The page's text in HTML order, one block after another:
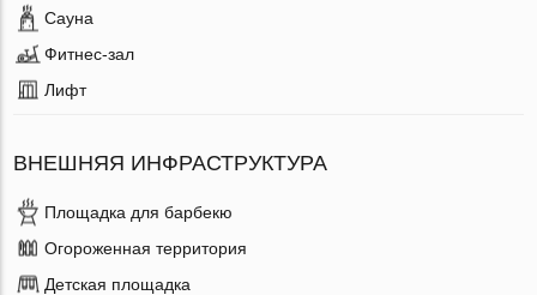
Сауна
Фитнес-зал
Лифт
ВНЕШНЯЯ ИНФРАСТРУКТУРА
Площадка для барбекю
Огороженная территория
Детская площадка